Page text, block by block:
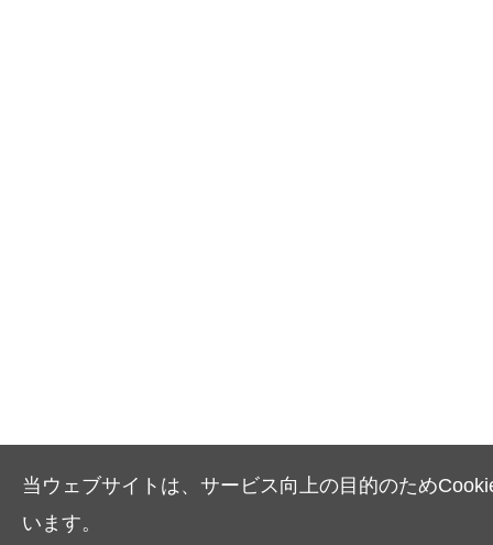
当ウェブサイトは、サービス向上の目的のため
います。